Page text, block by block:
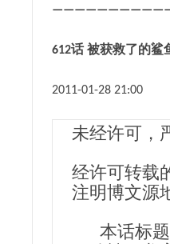
612话 被获救了的鲨
2011-01-28 21:00
未经许可，
经许可转载
注明博文源
本话标题